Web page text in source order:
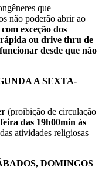
que
não poderão abrir ao
com exceção dos
ou drive thru de
desde que não
A SEXTA-
(proibição de circulação
das 19h00min às
atividades religiosas
DOMINGOS